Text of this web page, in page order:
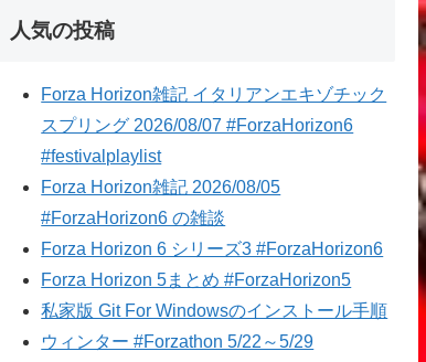
人気の投稿
Forza Horizon雑記 イタリアンエキゾチック
スプリング 2026/08/07 #ForzaHorizon6
#festivalplaylist
Forza Horizon雑記 2026/08/05
#ForzaHorizon6 の雑談
Forza Horizon 6 シリーズ3 #ForzaHorizon6
Forza Horizon 5まとめ #ForzaHorizon5
私家版 Git For Windowsのインストール手順
ウィンター #Forzathon 5/22～5/29